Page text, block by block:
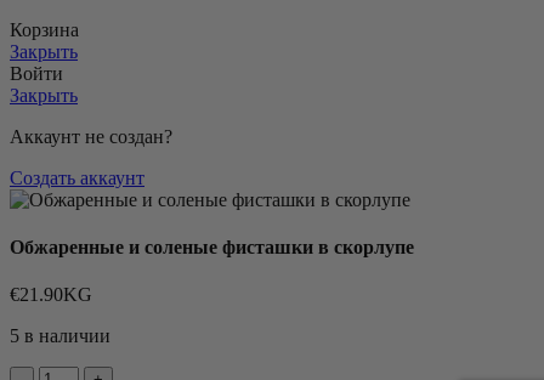
Корзина
Закрыть
Войти
Закрыть
Аккаунт не создан?
Создать аккаунт
Обжаренные и соленые фисташки в скорлупе
€21.90KG
5 в наличии